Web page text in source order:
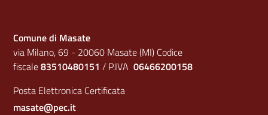
Comune di Masate
via Milano, 69 - 20060 Masate (MI) Codice
fiscale83510480151 / P.IVA 06466200158
Posta Elettronica Certificata
masate@pec.it